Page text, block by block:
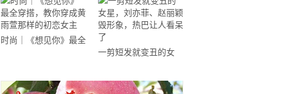
前的潮人才是真时尚
时尚｜《想见你》最全
一剪短发就变丑的女
形象，热巴让人看呆了